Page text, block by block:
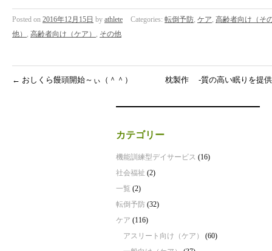
Posted on 2016年12月15日 by athlete Categories: 転倒予防, ケア, 高齢者向け（そ
他） , 高齢者向け（ケア） , その他
← おしくら饅頭開始～ぃ（＾＾） 枕製作 -質の高い眠りを提
カテゴリー
機能訓練型デイサービス (16)
社会福祉 (2)
一覧 (2)
転倒予防 (32)
ケア (116)
アスリート向け（ケア）
(60)